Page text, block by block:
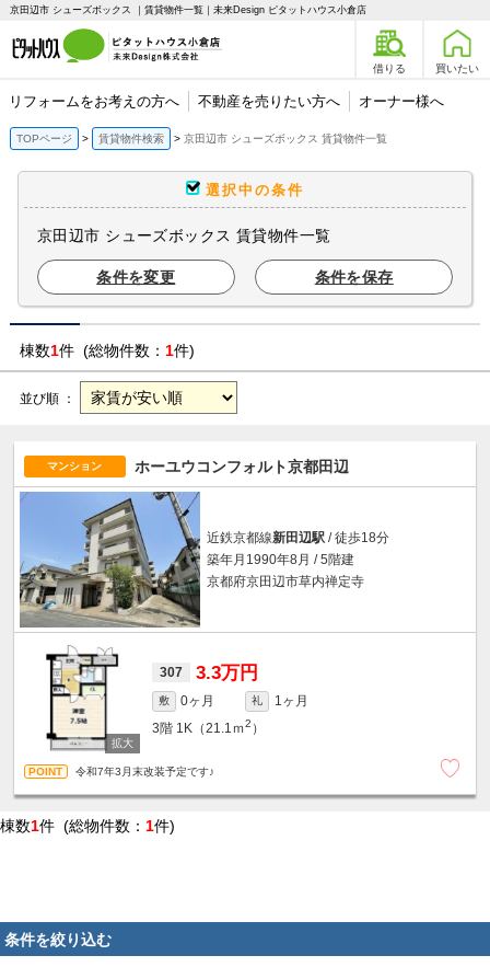
京田辺市 シューズボックス ｜賃貸物件一覧｜未来Design ピタットハウス小倉店
借りる 買いたい
リフォームをお考えの方へ 不動産を売りたい方へ オーナー様へ
TOPページ 賃貸物件検索 京田辺市 シューズボックス 賃貸物件一覧
選択中の条件
京田辺市 シューズボックス 賃貸物件一覧
条件を変更 条件を保存
棟数1件 (総物件数： 1件)
並び順 ：
マンション ホーユウコンフォルト京都田辺
近鉄京都線新田辺駅/ 徒歩18分
築年月1990年8月 / 5階建
京都府京田辺市草内禅定寺
307 3.3万円
敷 0ヶ月 礼
1ヶ月
3階 1K（21.1ｍ2 ）
令和7年3月末改装予定です♪
棟数1件 (総物件数： 1件)
条件を絞り込む